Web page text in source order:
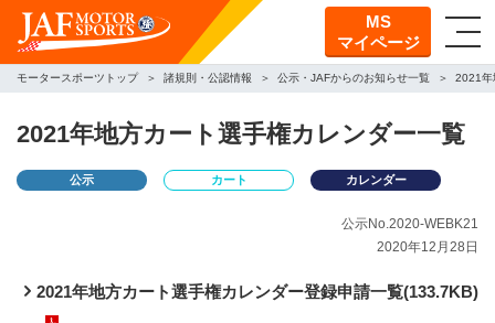
MS
マイページ
モータースポーツトップ 諸規則・公認情報 公示・JAFからのお知らせ一覧 2021年
2021年地方カート選手権カレンダー一覧
公示 カート カレンダー
公示No.2020-WEBK21
2020年12月28日
2021年地方カート選手権カレンダー登録申請一覧(133.7KB)